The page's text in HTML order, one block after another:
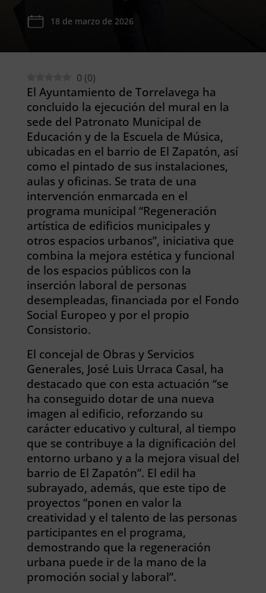
18 de marzo de 2026
0 (0)
El Ayuntamiento de Torrelavega ha
concluido la ejecución del mural en la
sede del Patronato Municipal de
Educación y de la Escuela de Música,
ubicadas en el barrio de El Zapatón, así
como el pintado de sus instalaciones,
aulas y oficinas. Se trata de una
intervención enmarcada en el
programa municipal “Regeneración
artística de edificios municipales y
otros espacios urbanos”, iniciativa que
combina la mejora estética y funcional
de los espacios públicos con la
inserción laboral de personas
desempleadas, financiada por el Fondo
Social Europeo y por el propio
Consistorio.
El concejal de Obras y Servicios
Generales, José Luis Urraca Casal, ha
destacado que con esta actuación “se
ha conseguido dotar de una nueva
imagen al edificio, reforzando su
carácter educativo y cultural, al tiempo
que se contribuye a la dignificación del
entorno urbano y a la mejora visual del
barrio de El Zapatón”. El edil ha
subrayado, además, que este tipo de
proyectos “ponen en valor la
creatividad y el talento de las personas
participantes en el programa,
demostrando que la regeneración
urbana puede ir de la mano de la
promoción social y laboral”.